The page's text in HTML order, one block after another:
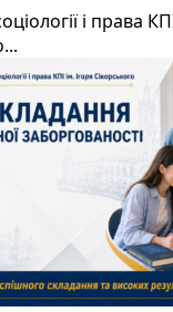
і права